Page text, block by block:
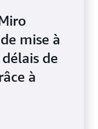
mise à
de
à